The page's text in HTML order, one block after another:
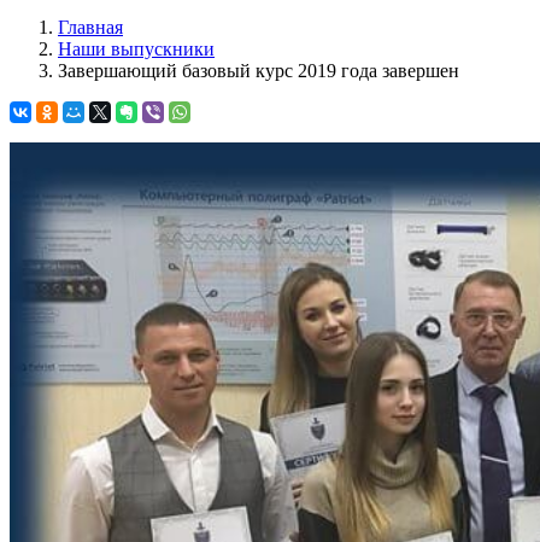
Главная
Наши выпускники
Завершающий базовый курс 2019 года завершен